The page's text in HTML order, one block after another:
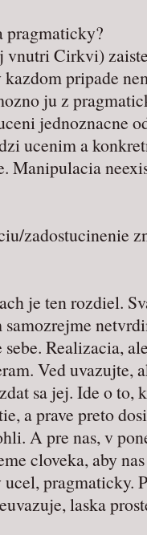
pragmaticky?
vnutri Cirkvi)
pripade
ju z
jednoznacne
ucenim a
Manipulacia
zadostucinenie
je ten rozdiel.
Realizacia,
Ved uvazujte,
sa jej. Ide o to,
a prave preto
A pre nas, v
cloveka, aby
pragmaticky.
laska